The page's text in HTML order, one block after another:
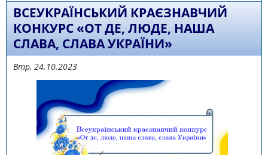
імені Тараса Шевченка у 2023/2024
навчальному році»
ВСЕУКРАЇНСЬКИЙ КРАЄЗНАВЧИЙ
КОНКУРС «ОТ ДЕ, ЛЮДЕ, НАША
СЛАВА, СЛАВА УКРАЇНИ»
Втр, 24.10.2023